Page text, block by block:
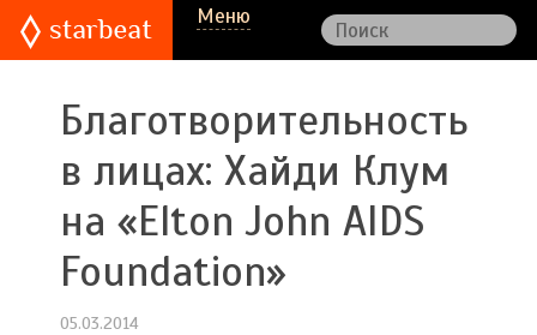
Меню
Благотворительность
в лицах: Хайди Клум
на «Elton John AIDS
Foundation»
05.03.2014